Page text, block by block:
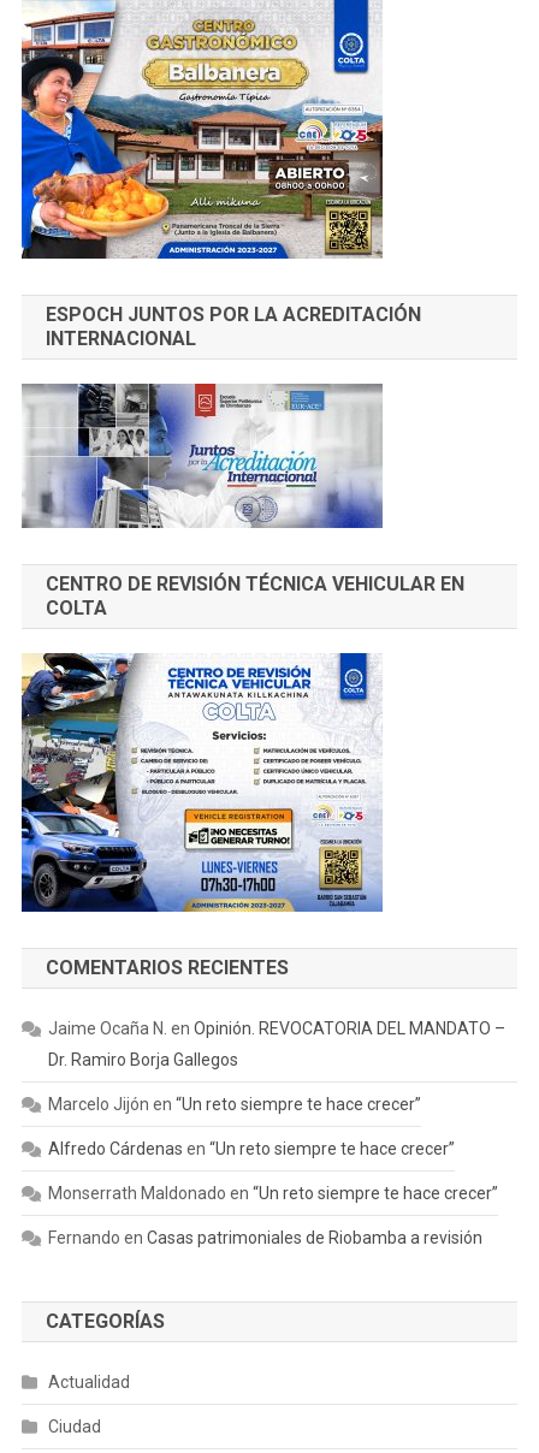
ESPOCH JUNTOS POR LA ACREDITACIÓN
INTERNACIONAL
CENTRO DE REVISIÓN TÉCNICA VEHICULAR EN
COLTA
COMENTARIOS RECIENTES
Jaime Ocaña N. en Opinión. REVOCATORIA DEL MANDATO –
Dr. Ramiro Borja Gallegos
Marcelo Jijón en “Un reto siempre te hace crecer”
Alfredo Cárdenas en “Un reto siempre te hace crecer”
Monserrath Maldonado en “Un reto siempre te hace crecer”
Fernando en Casas patrimoniales de Riobamba a revisión
CATEGORÍAS
Actualidad
Ciudad